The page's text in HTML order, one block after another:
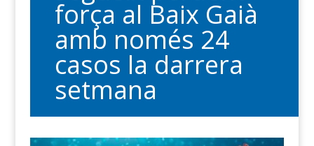
força al Baix Gaià
amb només 24
casos la darrera
setmana